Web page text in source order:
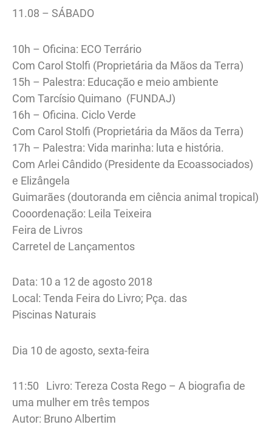
11.08 – SÁBADO
10h – Oficina: ECO Terrário
Com Carol Stolfi (Proprietária da Mãos da Terra)
15h – Palestra: Educação e meio ambiente
Com Tarcísio Quimano (FUNDAJ)
16h – Oficina. Ciclo Verde
Com Carol Stolfi (Proprietária da Mãos da Terra)
17h – Palestra: Vida marinha: luta e história.
Com Arlei Cândido (Presidente da Ecoassociados)
e Elizângela
Guimarães (doutoranda em ciência animal tropical)
Cooordenação: Leila Teixeira
Feira de Livros
Carretel de Lançamentos
Data: 10 a 12 de agosto 2018
Local: Tenda Feira do Livro; Pça. das
Piscinas Naturais
Dia 10 de agosto, sexta-feira
11:50 Livro: Tereza Costa Rego – A biografia de
uma mulher em três tempos
Autor: Bruno Albertim